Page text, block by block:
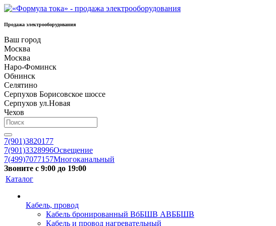
Продажа электрооборудования
Ваш город
Москва
Москва
Наро-Фоминск
Обнинск
Селятино
Серпухов Борисовское шоссе
Серпухов ул.Новая
Чехов
7(901)3820177
7(901)3328996Освещение
7(499)7077157Многоканальный
Звоните с 9:00 до 19:00
Каталог
Кабель, провод
Кабель бронированный ВбБШВ АВББШВ
Кабель и провод нагревательный